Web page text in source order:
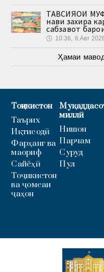
ТАВСИЯҲОИ
нави захира
сабзавот
🕔 10:36, 6.Авг
Ҳамаи
Тоҷикистон
Таърих
Иқтисодӣ
Фарҳанг ва
маориф
Сайёҳӣ
Тоҷикистон
ва ҷомеаи
ҷаҳон
миллӣ
Нишон
Парчам
Суруд
Пул